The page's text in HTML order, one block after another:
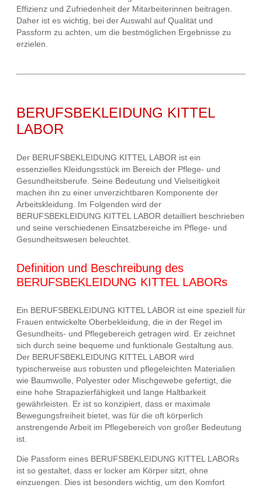
Effizienz und Zufriedenheit der Mitarbeiterinnen beitragen.
Daher ist es wichtig, bei der Auswahl auf Qualität und
Passform zu achten, um die bestmöglichen Ergebnisse zu
erzielen.
BERUFSBEKLEIDUNG KITTEL
LABOR
Der BERUFSBEKLEIDUNG KITTEL LABOR ist ein
essenzielles Kleidungsstück im Bereich der Pflege- und
Gesundheitsberufe. Seine Bedeutung und Vielseitigkeit
machen ihn zu einer unverzichtbaren Komponente der
Arbeitskleidung. Im Folgenden wird der
BERUFSBEKLEIDUNG KITTEL LABOR detailliert beschrieben
und seine verschiedenen Einsatzbereiche im Pflege- und
Gesundheitswesen beleuchtet.
Definition und Beschreibung des
BERUFSBEKLEIDUNG KITTEL LABORs
Ein BERUFSBEKLEIDUNG KITTEL LABOR ist eine speziell für
Frauen entwickelte Oberbekleidung, die in der Regel im
Gesundheits- und Pflegebereich getragen wird. Er zeichnet
sich durch seine bequeme und funktionale Gestaltung aus.
Der BERUFSBEKLEIDUNG KITTEL LABOR wird
typischerweise aus robusten und pflegeleichten Materialien
wie Baumwolle, Polyester oder Mischgewebe gefertigt, die
eine hohe Strapazierfähigkeit und lange Haltbarkeit
gewährleisten. Er ist so konzipiert, dass er maximale
Bewegungsfreiheit bietet, was für die oft körperlich
anstrengende Arbeit im Pflegebereich von großer Bedeutung
ist.
Die Passform eines BERUFSBEKLEIDUNG KITTEL LABORs
ist so gestaltet, dass er locker am Körper sitzt, ohne
einzuengen. Dies ist besonders wichtig, um den Komfort